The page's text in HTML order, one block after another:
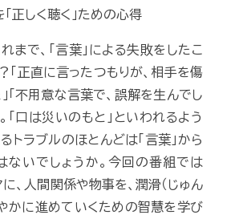
正しく聴く」ための心得
まで、「言葉」による失敗をしたこ
「正直に言ったつもりが、相手を傷
「不用意な言葉で、誤解を生んでし
「口は災いのもと」といわれるよう
トラブルのほとんどは「言葉」から
ないでしょうか。今回の番組では
に、人間関係や物事を、潤滑（じゅん
かに進めていくための智慧を学び